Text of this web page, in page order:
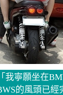
我寧願坐在
的風頭已